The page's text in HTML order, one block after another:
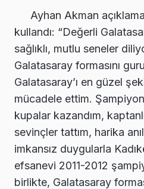
Ayhan Akman
kullandı: “Değerli
sağlıklı, mutlu seneler
Galatasaray formasını
Galatasaray’ı en güzel
mücadele ettim.
kupalar kazandım,
sevinçler tattım, harika
imkansız duygularla
efsanevi 2011-2012
birlikte, Galatasaray